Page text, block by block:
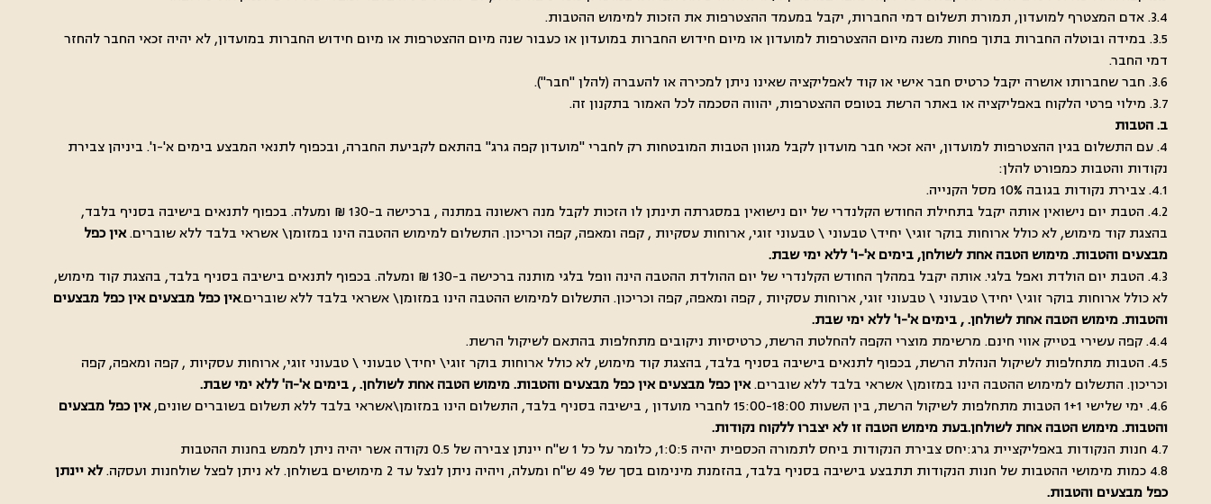
3.4. אדם המצטרף למועדון, תמורת תשלום דמי החברות, יקבל במעמד ההצטרפות את הזכות למימוש ההטבות.
3.5. במידה ובוטלה החברות בתוך פחות משנה מיום ההצטרפות למועדון או מיום חידוש החברות במועדון או כעבור שנה מיום ההצטרפות או מיום חידוש החברות במועדון, לא יהיה זכאי החבר להחזר
דמי החבר.
3.6. חבר שחברותו אושרה יקבל כרטיס חבר אישי או קוד לאפליקציה שאינו ניתן למכירה או להעברה (להלן "חבר").
3.7. מילוי פרטי הלקוח באפליקציה או באתר הרשת בטופס ההצטרפות, יהווה הסכמה לכל האמור בתקנון זה.
ב. הטבות
4. עם התשלום בגין ההצטרפות למועדון, יהא זכאי חבר מועדון לקבל מגוון הטבות המובטחות רק לחברי "מועדון קפה גרג" בהתאם לקביעת החברה, ובכפוף לתנאי המבצע בימים א'-ו'. ביניהן צבירת
נקודות והטבות כמפורט להלן:
4.1. צבירת נקודות בגובה 10% מסל הקנייה.
4.2. הטבת יום נישואין אותה יקבל בתחילת החודש הקלנדרי של יום נישואין במסגרתה תינתן לו הזכות לקבל מנה ראשונה במתנה , ברכישה ב-130 ₪ ומעלה. בכפוף לתנאים בישיבה בסניף בלבד,
בהצגת קוד מימוש, לא כולל ארוחות בוקר זוגי\ יחיד\ טבעוני \ טבעוני זוגי, ארוחות עסקיות , קפה ומאפה, קפה וכריכון. התשלום למימוש ההטבה הינו במזומן\ אשראי בלבד ללא שוברים.אין כפל
מבצעים והטבות. מימוש הטבה אחת לשולחן, בימים א'-ו' ללא ימי שבת.
4.3. הטבת יום הולדת ואפל בלגי. אותה יקבל במהלך החודש הקלנדרי של יום ההולדת ההטבה הינה וופל בלגי מותנה ברכישה ב-130 ₪ ומעלה. בכפוף לתנאים בישיבה בסניף בלבד, בהצגת קוד מימוש,
לא כולל ארוחות בוקר זוגי\ יחיד\ טבעוני \ טבעוני זוגי, ארוחות עסקיות , קפה ומאפה, קפה וכריכון. התשלום למימוש ההטבה הינו במזומן\ אשראי בלבד ללא שוברים.אין כפל מבצעים אין כפל מבצעים
והטבות. מימוש הטבה אחת לשולחן. , בימים א'-ו' ללא ימי שבת.
4.4. קפה עשירי בטייק אווי חינם. מרשימת מוצרי הקפה להחלטת הרשת, כרטיסיות ניקובים מתחלפות בהתאם לשיקול הרשת.
4.5. הטבות מתחלפות לשיקול הנהלת הרשת, בכפוף לתנאים בישיבה בסניף בלבד, בהצגת קוד מימוש, לא כולל ארוחות בוקר זוגי\ יחיד\ טבעוני \ טבעוני זוגי, ארוחות עסקיות , קפה ומאפה, קפה
וכריכון. התשלום למימוש ההטבה הינו במזומן\ אשראי בלבד ללא שוברים.אין כפל מבצעים אין כפל מבצעים והטבות. מימוש הטבה אחת לשולחן. , בימים א'-ה' ללא ימי שבת.
4.6. ימי שלישי 1+1 הטבות מתחלפות לשיקול הרשת, בין השעות 15:00-18:00 לחברי מועדון , בישיבה בסניף בלבד, התשלום הינו במזומן\אשראי בלבד ללא תשלום בשוברים שונים,
אין כפל מבצעים
והטבות. מימוש הטבה אחת לשולחן.בעת מימוש הטבה זו לא יצברו ללקוח נקודות.
4.7 חנות הנקודות באפליקציית גרג:יחס צבירת הנקודות ביחס לתמורה הכספית יהיה 1:0:5, כלומר על כל 1 ש"ח יינתן צבירה של 0.5 נקודה אשר יהיה ניתן לממש בחנות ההטבות
4.8 כמות מימושי ההטבות של חנות הנקודות תתבצע בישיבה בסניף בלבד, בהזמנת מינימום בסך של 49 ש"ח ומעלה, ויהיה ניתן לנצל עד 2 מימושים בשולחן. לא ניתן לפצל שולחנות ועסקה.
לא יינתן
כפל מבצעים והטבות.